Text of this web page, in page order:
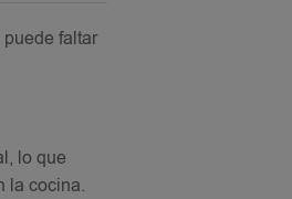
faltar
lo que
la cocina.